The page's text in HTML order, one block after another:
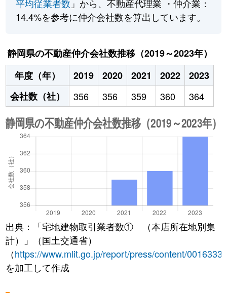
平均従業者数 」から、不動産代理業 ・仲介業：
14.4%を参考に仲介会社数を算出しています。
静岡県の不動産仲介会社数推移（2019～2023年）
年度（年）
2019 2020 2021 2022
2023
会社数（社）
356 356 359 360 364
出典：「宅地建物取引業者数① （本店所在地別集
計）」（国土交通省）
（https://www.mlit.go.jp/report/press/content/
を加工して作成